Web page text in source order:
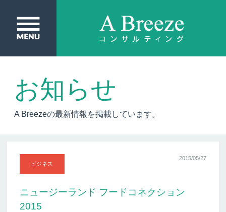
お知らせ
A Breezeの最新情報を掲載しています。
ビジネス
2015/05/27
ニュージーランド フードコネクション
2015